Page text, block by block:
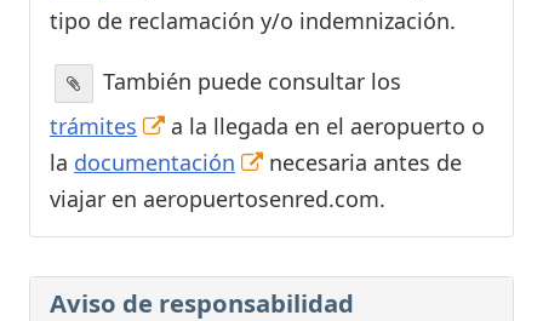
tipo de reclamación y/o indemnización.
También puede consultar los
trámites
a la llegada en el aeropuerto o
la documentación
necesaria antes de
viajar en aeropuertosenred.com.
Aviso de responsabilidad